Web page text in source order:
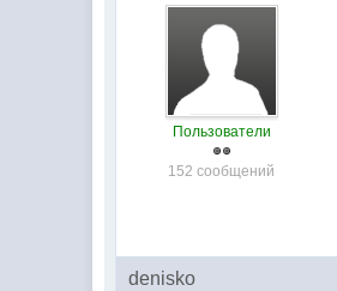
Пользователи
152 сообщений
denisko